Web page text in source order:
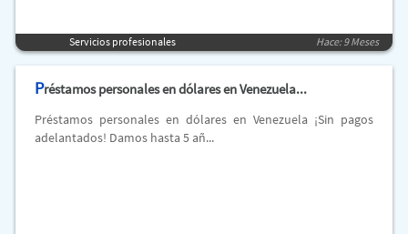
Servicios profesionales Hace: 9 Meses
Préstamos personales en dólares en Venezuela...
Préstamos personales en dólares en Venezuela ¡Sin pagos
adelantados! Damos hasta 5 añ...